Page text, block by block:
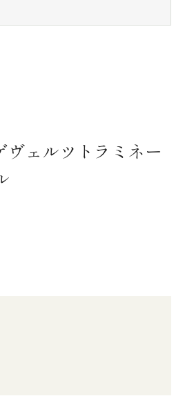
ェルツトラミネー